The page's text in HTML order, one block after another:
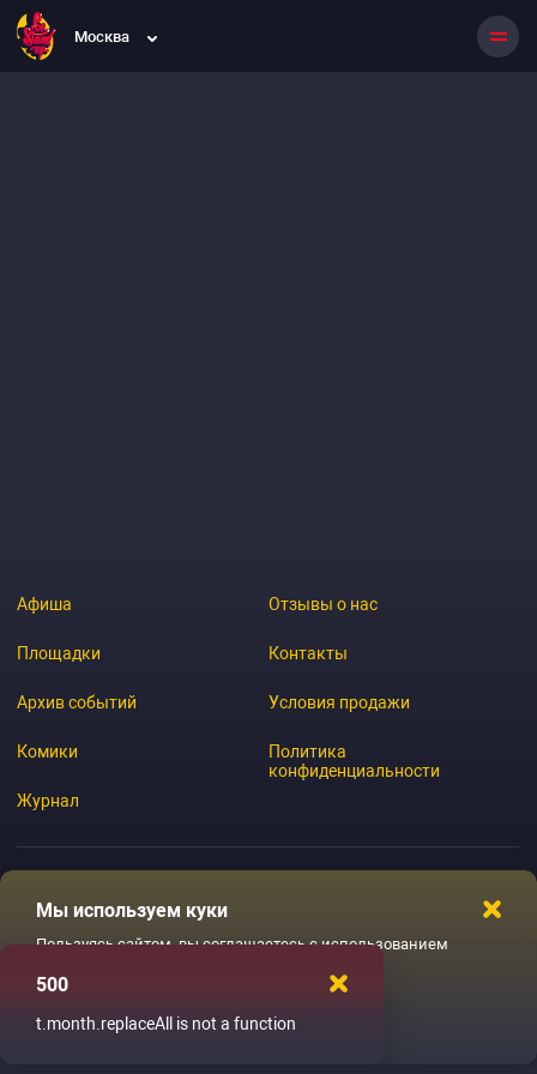
Москва
Афиша
Площадки
Архив событий
Комики
Журнал
Отзывы о нас
Контакты
Условия продажи
Политика
конфиденциальности
Мы используем куки
Пользуясь сайтом, вы соглашаетесь с использованием
Ладненько
500
t.month.replaceAll is not a function